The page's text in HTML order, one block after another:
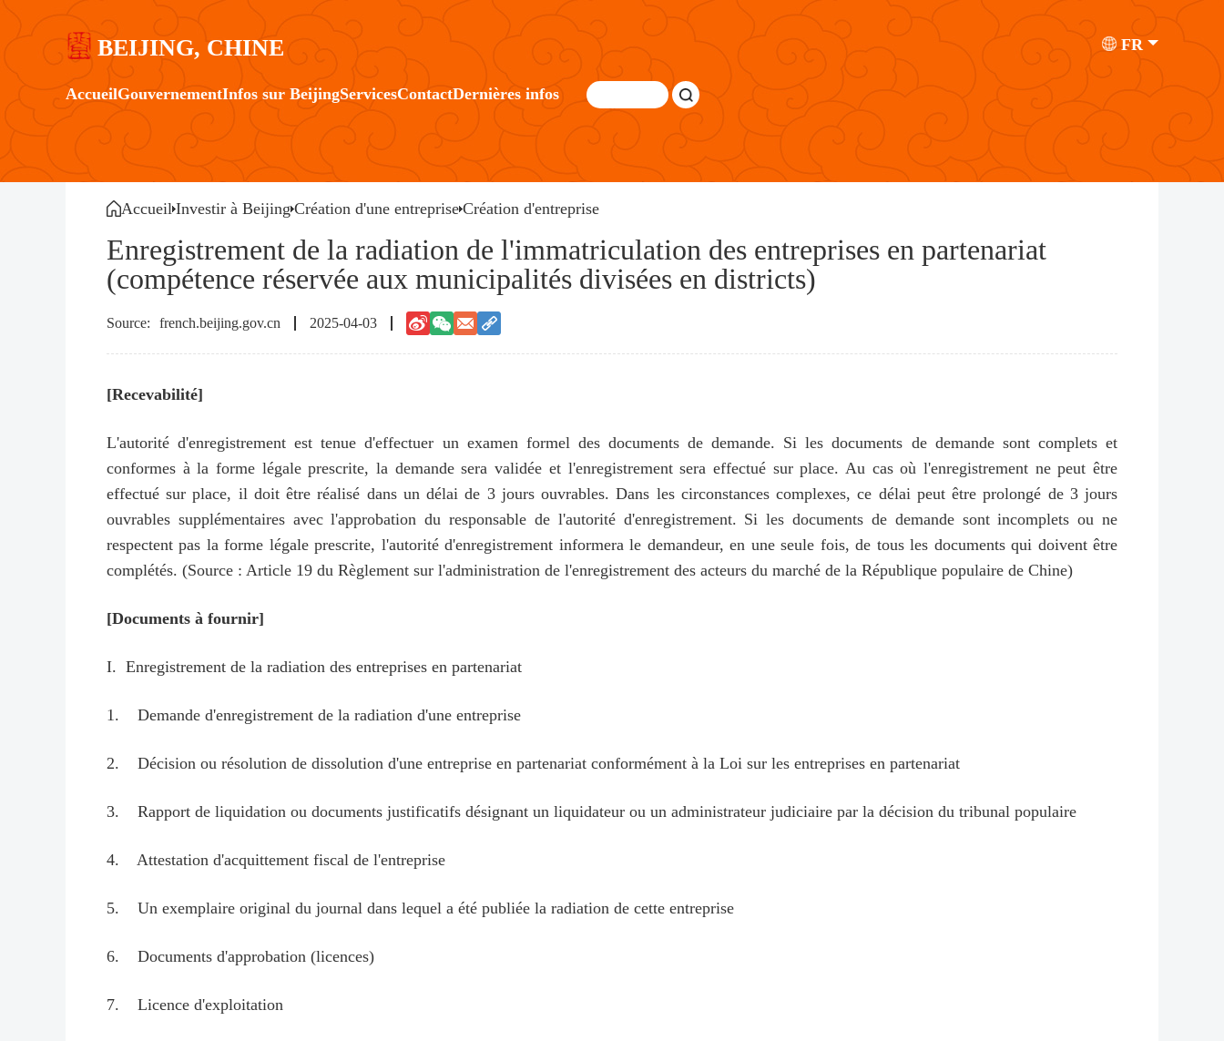
BEIJING, CHINE FR
AccueilGouvernementInfos sur BeijingServicesContactDernières infos
Accueil Investir à Beijing Création d'une entreprise Création d'entreprise
Enregistrement de la radiation de l'immatriculation des entreprises en partenariat
(compétence réservée aux municipalités divisées en districts)
french.beijing.gov.cn 2025-04-03
[Recevabilité]
L'autorité d'enregistrement est tenue d'effectuer un examen formel des documents de demande. Si les documents de demande sont complets et
conformes à la forme légale prescrite, la demande sera validée et l'enregistrement sera effectué sur place. Au cas où l'enregistrement ne peut être
effectué sur place, il doit être réalisé dans un délai de 3 jours ouvrables. Dans les circonstances complexes, ce délai peut être prolongé de 3 jours
ouvrables supplémentaires avec l'approbation du responsable de l'autorité d'enregistrement. Si les documents de demande sont incomplets ou ne
respectent pas la forme légale prescrite, l'autorité d'enregistrement informera le demandeur, en une seule fois, de tous les documents qui doivent être
complétés. (Source : Article 19 du Règlement sur l'administration de l'enregistrement des acteurs du marché de la République populaire de Chine)
[Documents à fournir]
I. Enregistrement de la radiation des entreprises en partenariat
1. Demande d'enregistrement de la radiation d'une entreprise
2. Décision ou résolution de dissolution d'une entreprise en partenariat conformément à la Loi sur les entreprises en partenariat
3. Rapport de liquidation ou documents justificatifs désignant un liquidateur ou un administrateur judiciaire par la décision du tribunal populaire
4. Attestation d'acquittement fiscal de l'entreprise
5. Un exemplaire original du journal dans lequel a été publiée la radiation de cette entreprise
6. Documents d'approbation (licences)
7. Licence d'exploitation